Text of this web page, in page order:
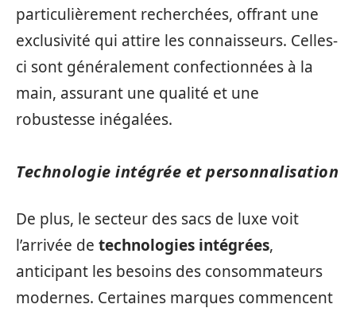
particulièrement recherchées, offrant une
exclusivité qui attire les connaisseurs. Celles-
ci sont généralement confectionnées à la
main, assurant une qualité et une
robustesse inégalées.
Technologie intégrée et personnalisation
De plus, le secteur des sacs de luxe voit
l’arrivée de technologies intégrées,
anticipant les besoins des consommateurs
modernes. Certaines marques commencent